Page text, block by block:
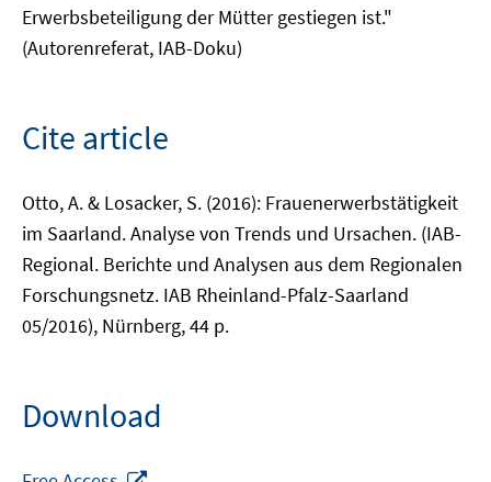
Erwerbsbeteiligung der Mütter gestiegen ist."
(Autorenreferat, IAB-Doku)
Cite article
Otto, A. & Losacker, S. (2016): Frauenerwerbstätigkeit
im Saarland. Analyse von Trends und Ursachen. (IAB-
Regional. Berichte und Analysen aus dem Regionalen
Forschungsnetz. IAB Rheinland-Pfalz-Saarland
05/2016), Nürnberg, 44 p.
Download